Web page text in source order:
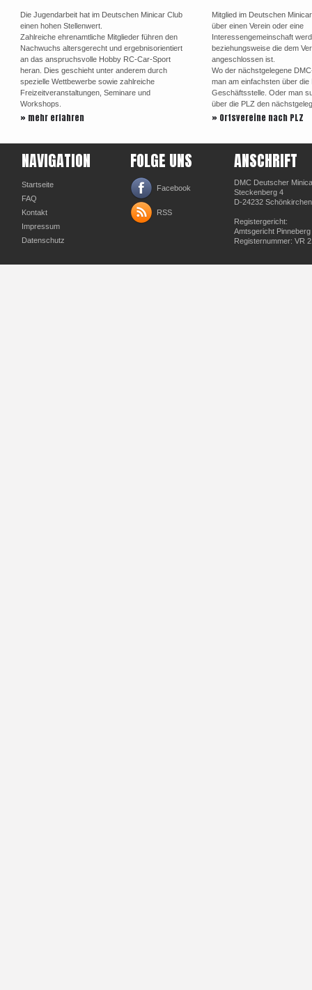
Die Jugendarbeit hat im Deutschen Minicar Club
einen hohen Stellenwert.
Zahlreiche ehrenamtliche Mitglieder führen den
Nachwuchs altersgerecht und ergebnisorientiert
an das anspruchsvolle Hobby RC-Car-Sport
heran. Dies geschieht unter anderem durch
spezielle Wettbewerbe sowie zahlreiche
Freizeitveranstaltungen, Seminare und
Workshops.
» mehr erfahren
Mitglied im Deutschen
über einen Verein oder eine
Interessengemeinschaft
beziehungsweise die dem
angeschlossen ist.
Wo der nächstgelegene
man am einfachsten über die
Geschäftsstelle. Oder man
über die PLZ den
» Ortsvereine nach PLZ
NAVIGATION
Startseite
FAQ
Kontakt
Impressum
Datenschutz
FOLGE UNS
Facebook
RSS
ANSCHRIFT
DMC Deutscher
Steckenberg 4
D-24232 Schönkirchen
Registergericht:
Amtsgericht Pinneberg
Registernummer: VR